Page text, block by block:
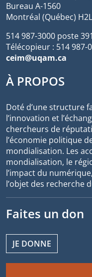
Bureau A-1560
Montréal (Québec)
514 987-3000 poste
Télécopieur : 514 987-
ceim@uqam.ca
À PROPOS
Doté d’une structure
l’innovation et
chercheurs de
l’économie politique
mondialisation. Les
mondialisation, le
l’impact du
l’objet des recherche
Faites un don
JE DONNE